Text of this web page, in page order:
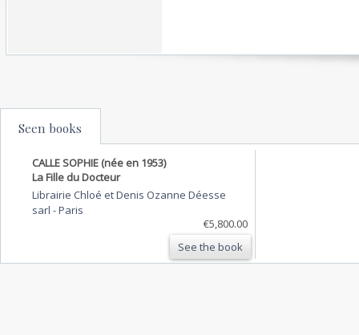
Seen books
CALLE SOPHIE (née en 1953)
La Fille du Docteur
Librairie Chloé et Denis Ozanne Déesse
sarl -Paris
€5,800.00
See the book